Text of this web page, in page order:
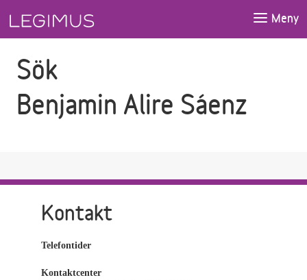
Meny
Sök
Benjamin Alire Sáenz
Kontakt
Telefontider
Kontaktcenter